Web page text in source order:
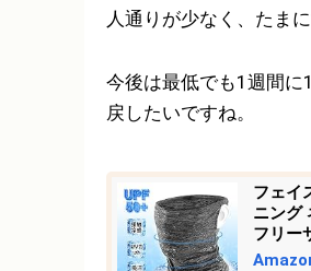
人通りが少なく、たま
今後は最低でも1週間
戻したいですね。
フェイ
ニング
フリー